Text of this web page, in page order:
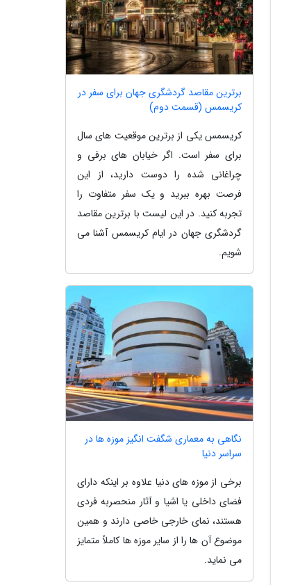
برترین مقاصد گردشگری جهان برای سفر در
کریسمس (قسمت دوم)
کریسمس یکی از برترین موقعیت های سال
برای سفر است. اگر خیابان های برفی و
چراغانی شده را دوست دارید، از این
فرصت بهره ببرید و یک سفر متفاوت را
تجربه کنید. در این لیست با برترین مقاصد
گردشگری جهان در ایام کریسمس آشنا می
شویم.
نگاهی به معماری شگفت انگیز موزه ها در
سراسر دنیا
برخی از موزه های دنیا علاوه بر اینکه دارای
فضای داخلی یا اشیا و آثار منحصربه فردی
هستند، نمای خارجی خاصی دارند و همین
موضوع آن ها را از سایر موزه ها کاملاً متمایز
می نماید.